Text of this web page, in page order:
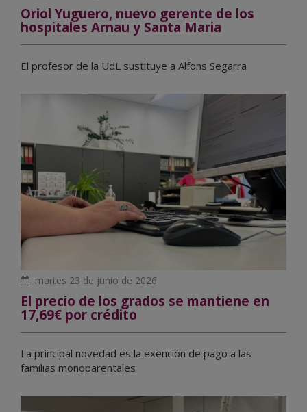
Oriol Yuguero, nuevo gerente de los
hospitales Arnau y Santa Maria
El profesor de la UdL sustituye a Alfons Segarra
martes 23 de junio de 2026
El precio de los grados se mantiene en
17,69€ por crédito
La principal novedad es la exención de pago a las
familias monoparentales